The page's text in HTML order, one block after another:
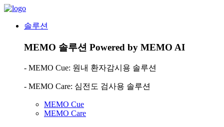
솔루션
MEMO 솔루션 Powered by MEMO AI
- MEMO Cue: 원내 환자감시용 솔루션
- MEMO Care: 심전도 검사용 솔루션
MEMO Cue
MEMO Care